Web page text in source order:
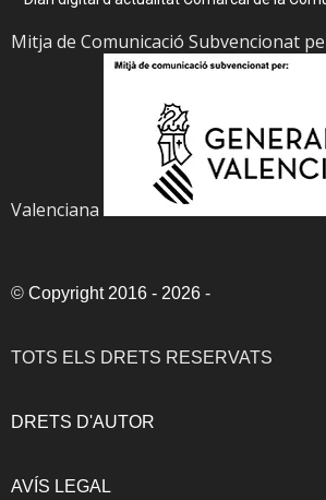
Mitja de Comunicació Subvencionat
Valenciana
© Copyright 2016 - 2026 -
TOTS ELS DRETS RESERVATS
DRETS D'AUTOR
AVÍS LEGAL